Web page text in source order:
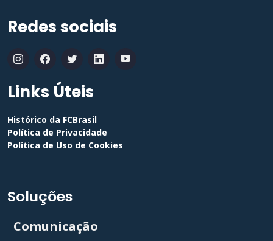
Redes sociais
Links Úteis
Histórico da FCBrasil
Política de Privacidade
Política de Uso de Cookies
Soluções
Comunicação